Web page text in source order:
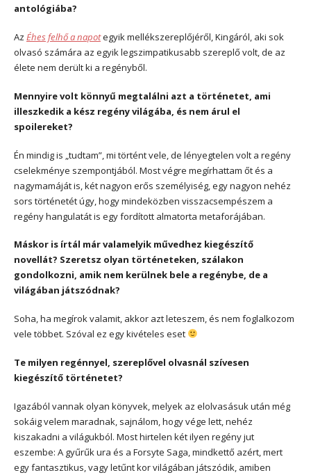
antológiába?
Az Éhes felhő a napotegyik mellékszereplőjéről, Kingáról, aki sok
olvasó számára az egyik legszimpatikusabb szereplő volt, de az
élete nem derült ki a regényből.
Mennyire volt könnyű megtalálni azt a történetet, ami
illeszkedik a kész regény világába, és nem árul el
spoilereket?
Én mindig is „tudtam”, mi történt vele, de lényegtelen volt a regény
cselekménye szempontjából. Most végre megírhattam őt és a
nagymamáját is, két nagyon erős személyiség, egy nagyon nehéz
sors történetét úgy, hogy mindeközben visszacsempészem a
regény hangulatát is egy fordított almatorta metaforájában.
Máskor is írtál már valamelyik művedhez kiegészítő
novellát? Szeretsz olyan történeteken, szálakon
gondolkozni, amik nem kerülnek bele a regénybe, de a
világában játszódnak?
Soha, ha megírok valamit, akkor azt leteszem, és nem foglalkozom
vele többet. Szóval ez egy kivételes eset
Te milyen regénnyel, szereplővel olvasnál szívesen
kiegészítő történetet?
Igazából vannak olyan könyvek, melyek az elolvasásuk után még
sokáig velem maradnak, sajnálom, hogy vége lett, nehéz
kiszakadni a világukból. Most hirtelen két ilyen regény jut
eszembe: A gyűrűk ura és a Forsyte Saga, mindkettő azért, mert
egy fantasztikus, vagy letűnt kor világában játszódik, amiben